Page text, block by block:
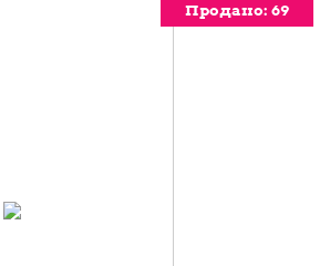
Продано: 69
Продано: 69